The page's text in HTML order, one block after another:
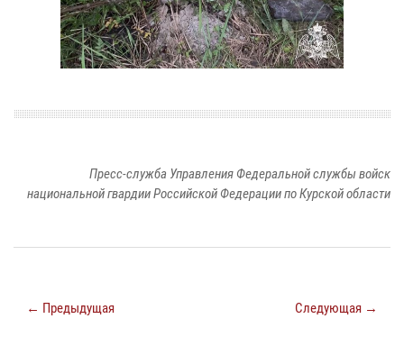
Пресс-служба Управления Федеральной службы войск
национальной гвардии Российской Федерации по Курской области
← Предыдущая Следующая →